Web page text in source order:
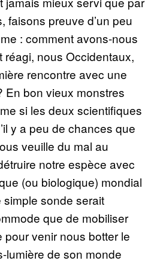
faisons preuve d’un peu
: comment avons-nous
réagi, nous Occidentaux,
rencontre avec une
En bon vieux monstres
si les deux scientifiques
y a peu de chances que
veuille du mal au
notre espèce avec
(ou biologique) mondial
sonde serait
que de mobiliser
pour venir nous botter le
lumière de son monde